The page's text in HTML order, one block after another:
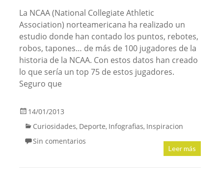
La NCAA (National Collegiate Athletic
Association) norteamericana ha realizado un
estudio donde han contado los puntos, rebotes,
robos, tapones… de más de 100 jugadores de la
historia de la NCAA. Con estos datos han creado
lo que sería un top 75 de estos jugadores.
Seguro que
14/01/2013
Curiosidades, Deporte, Infografias, Inspiracion
Sin comentarios
Leer más